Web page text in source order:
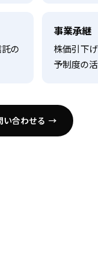
の
事業承継
株価引下
予制度の
い合わせる →
INHERITANCE